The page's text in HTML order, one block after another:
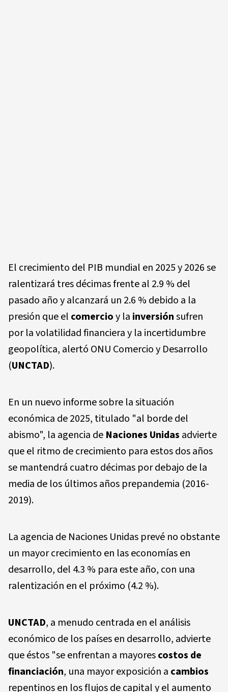
El crecimiento del PIB mundial en 2025 y 2026 se
ralentizará tres décimas frente al 2.9 % del
pasado año y alcanzará un 2.6 % debido a la
presión que el comercioy la inversiónsufren
por la volatilidad financiera y la incertidumbre
geopolítica, alertó ONU Comercio y Desarrollo
(UNCTAD).
En un nuevo informe sobre la situación
económica de 2025, titulado "al borde del
abismo", la agencia de Naciones Unidas advierte
que el ritmo de crecimiento para estos dos años
se mantendrá cuatro décimas por debajo de la
media de los últimos años prepandemia (2016-
2019).
La agencia de Naciones Unidas prevé no obstante
un mayor crecimiento en las economías en
desarrollo, del 4.3 % para este año, con una
ralentización en el próximo (4.2 %).
UNCTAD, a menudo centrada en el análisis
económico de los países en desarrollo, advierte
que éstos "se enfrentan a mayorescostos de
financiación, una mayor exposición a cambios
repentinos en los flujos de capital y el aumento